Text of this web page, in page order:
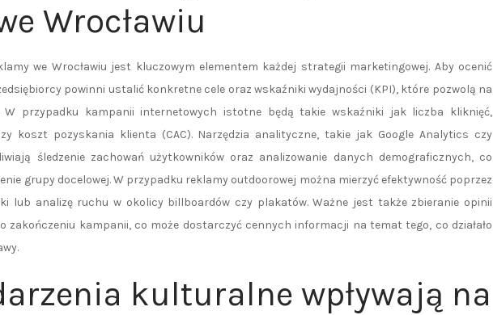
Wrocławiu
we Wrocławiu jest kluczowym elementem każdej strategii marketingowej. Aby ocenić
powinni ustalić konkretne cele oraz wskaźniki wydajności (KPI), które pozwolą na
W przypadku kampanii internetowych istotne będą takie wskaźniki jak liczba kliknięć,
koszt pozyskania klienta (CAC). Narzędzia analityczne, takie jak Google Analytics czy
śledzenie zachowań użytkowników oraz analizowanie danych demograficznych, co
grupy docelowej. W przypadku reklamy outdoorowej można mierzyć efektywność poprzez
lub analizę ruchu w okolicy billboardów czy plakatów. Ważne jest także zbieranie opinii
zakończeniu kampanii, co może dostarczyć cennych informacji na temat tego, co działało
kulturalne wpływają na